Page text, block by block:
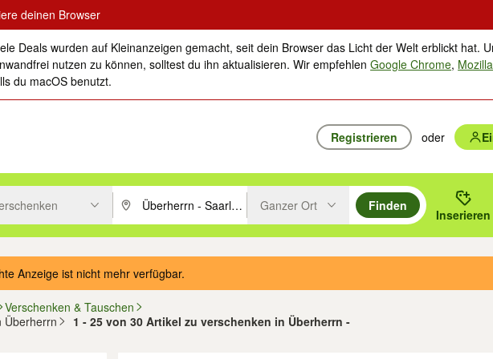
deinen Browser
Deals wurden auf Kleinanzeigen gemacht, seit dein Browser das Licht der Welt erblickt hat.
nutzen zu können, solltest du ihn aktualisieren. Wir empfehlenGoogle Chrome,
du macOS benutzt.
Registrieren oder
zu suchen, oder Vorschläge mit den Pfeiltasten nach oben/unten durchsuchen und mit
PLZ oder Ort eingeben. Eingabetaste drücken um zu suchen, oder
Ganzer Ort
Finden
Inserieren
Anzeige ist nicht mehr verfügbar.
Verschenken & Tauschen
Überherrn
1 - 25 von 30 Artikel zu verschenken in Überherrn -